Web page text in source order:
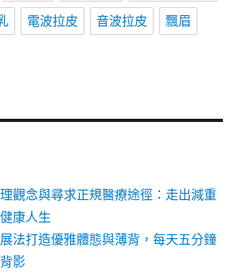
電波拉皮 音波拉皮 飄眉
觀念與尋求正規醫療途徑：走出減重
康人生
法打造優雅體態與薄背，每天五分鐘
影